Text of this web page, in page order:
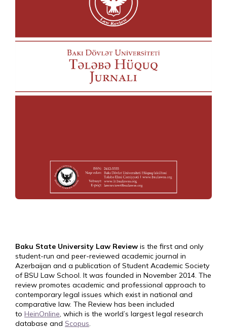
Baku State University Law Review is the first and only
student-run and peer-reviewed academic journal in
Azerbaijan and a publication of Student Academic Society
of BSU Law School. It was founded in November 2014. The
review promotes academic and professional approach to
contemporary legal issues which exist in national and
comparative law. The Review has been included
to HeinOnline, which is the world’s largest legal research
database and Scopus.